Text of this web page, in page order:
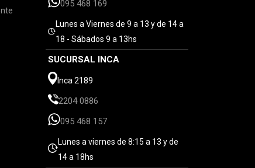
095 468 169
Lunes a Viernes de 9 a 13 y de 14 a
18 - Sábados 9 a 13hs
SUCURSAL INCA
Inca 2189
2204 0886
095 468 157
Lunes a viernes de 8:15 a 13 y de
14 a 18hs